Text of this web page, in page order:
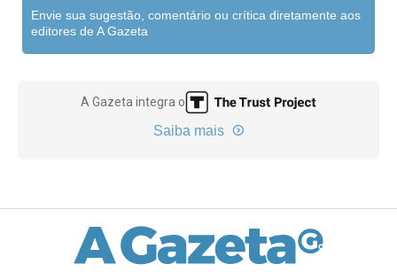
Envie sua sugestão, comentário ou crítica diretamente aos
editores de A Gazeta
A Gazeta integra o
Saiba mais